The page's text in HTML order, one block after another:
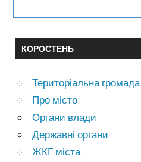
КОРОСТЕНЬ
Територіальна громада
Про місто
Органи влади
Державні органи
ЖКГ міста